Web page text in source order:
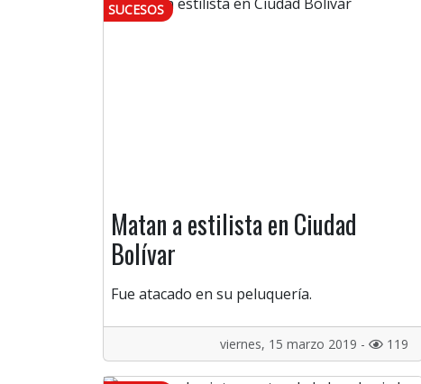
SUCESOS
Matan a estilista en Ciudad
Bolívar
Fue atacado en su peluquería.
viernes, 15 marzo 2019 - 119